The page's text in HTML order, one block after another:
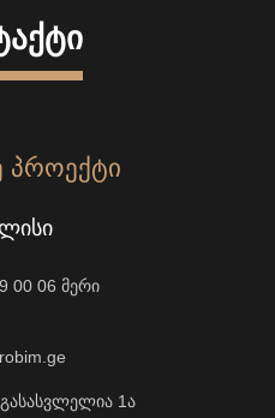
ᲞᲠᲝᲔᲥᲢᲘ
00 06 მერი
გასასვლელია 1ა